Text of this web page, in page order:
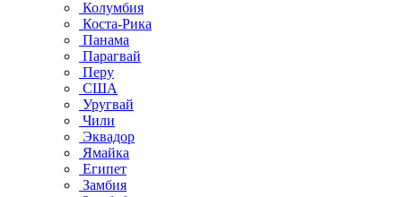
Колумбия
Коста-Рика
Панама
Парагвай
Перу
США
Уругвай
Чили
Эквадор
Ямайка
Египет
Замбия